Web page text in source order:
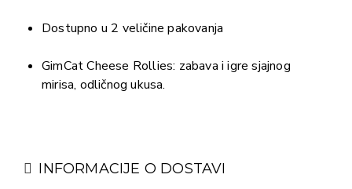
Dostupno u 2 veličine pakovanja
GimCat Cheese Rollies: zabava i igre sjajnog
mirisa, odličnog ukusa.
INFORMACIJE O DOSTAVI